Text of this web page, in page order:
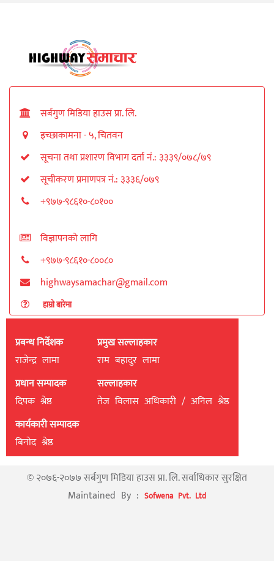
सर्बगुण मिडिया हाउस प्रा. लि.
इच्छाकामना - ५, चितवन
सूचना तथा प्रशारण विभाग दर्ता नं.: ३३३९/०७८/७९
सूचीकरण प्रमाणपत्र नं.: ३३३६/०७९
+९७७-९८६१०-८०१००
विज्ञापनको लागि
+९७७-९८६१०-८००८०
highwaysamachar@gmail.com
हाम्रो बारेमा
प्रबन्ध निर्देशक
राजेन्द्र लामा
प्रधान सम्पादक
दिपक श्रेष्ठ
कार्यकारी सम्पादक
बिनाेद श्रेष्ठ
प्रमुख सल्लाहकार
राम बहादुर लामा
सल्लाहकार
तेज विलास अधिकारी / अनिल श्रेष्ठ
© २०७६-२०७७ सर्बगुण मिडिया हाउस प्रा. लि. सर्वाधिकार सुरक्षित
Maintained By : Sofwena Pvt. Ltd